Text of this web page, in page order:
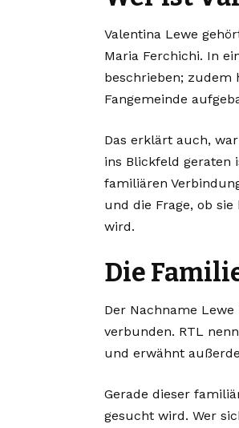
Valentina Lewe
Maria Ferchichi. In
beschrieben; zudem
Fangemeinde
Das erklärt auch,
ins Blickfeld geraten
familiären
und die Frage, ob
wird.
Die
Der Nachname
verbunden. RTL
und erwähnt
Gerade dieser
gesucht wird. Wer